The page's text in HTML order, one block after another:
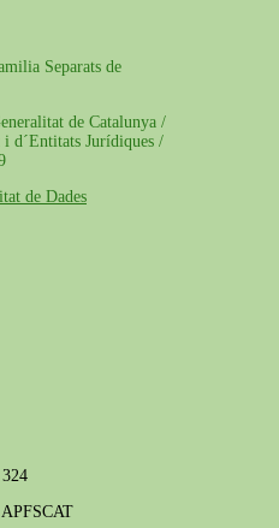
Separats de
de Catalunya /
d´Entitats Jurídiques /
de Dades